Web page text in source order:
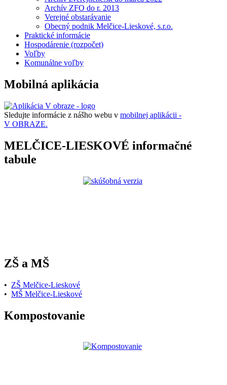
Archív ZFO do r. 2013
Verejné obstarávanie
Obecný podnik Melčice-Lieskové, s.r.o.
Praktické informácie
Hospodárenie (rozpočet)
Voľby
Komunálne voľby
Mobilná aplikácia
Sledujte informácie z nášho webu v mobilnej aplikácii -
V OBRAZE.
MELČICE-LIESKOVÉ informačné
tabule
ZŠ a MŠ
• ZŠ Melčice-Lieskové
• MŠ Melčice-Lieskové
Kompostovanie